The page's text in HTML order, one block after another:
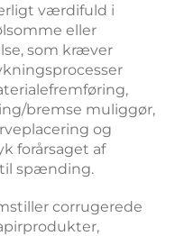
værdifuld i
eller
som kræver
bremse muliggør,
og
forårsaget af
spænding.
corrugerede